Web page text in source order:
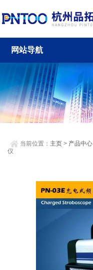
网站导航
当前位置： 主页 > 产品中心
仪